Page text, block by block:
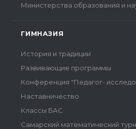
Министерства образования и
ГИМНАЗИЯ
История и традиции
Развивающие программы
Конференция "Педагог-
Наставничество
Классы БАС
Самарский математический